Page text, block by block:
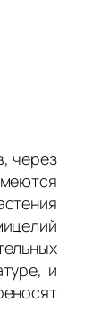
через
и